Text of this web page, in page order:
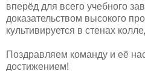
вперёд для всего учебного
доказательством высокого
культивируется в стенах
Поздравляем команду и её
достижением!